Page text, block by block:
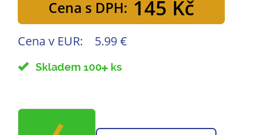
Cena s DPH: 145 Kč
Cena v EUR: 5.99 €
Skladem 100 ks